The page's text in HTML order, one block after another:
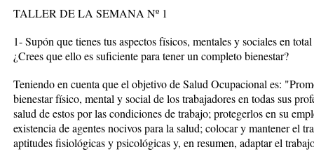
TALLER DE LA SEMANA Nº 1
1- Supón que tienes tus aspectos físicos, mentales y sociales en
¿Crees que ello es suficiente para tener un completo bienestar?
Teniendo en cuenta que el objetivo de Salud Ocupacional es:
bienestar físico, mental y social de los trabajadores en todas sus
salud de estos por las condiciones de trabajo; protegerlos en su
existencia de agentes nocivos para la salud; colocar y mantener el
aptitudes fisiológicas y psicológicas y, en resumen, adaptar el